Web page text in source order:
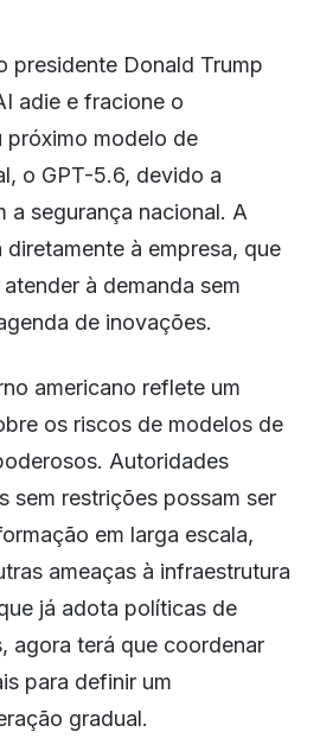
presidente Donald Trump
adie e fracione o
próximo modelo de
o GPT-5.6, devido a
a segurança nacional. A
à empresa, que
à demanda sem
de inovações.
americano reflete um
os riscos de modelos de
Autoridades
sem restrições possam ser
em larga escala,
ameaças à infraestrutura
já adota políticas de
agora terá que coordenar
para definir um
gradual.